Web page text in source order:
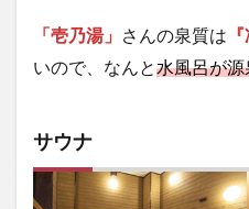
「壱乃湯」 さんの泉質は
いので、なんと水風呂が
サウナ